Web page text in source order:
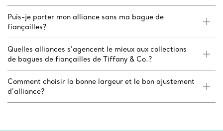
Puis-je porter mon alliance sans ma bague de
fiançailles?
Quelles alliances s’agencent le mieux aux collections
de bagues de fiançailles de Tiffany & Co.?
Comment choisir la bonne largeur et le bon ajustement
d’alliance?